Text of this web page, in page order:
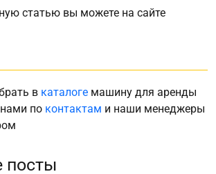
статью вы можете на сайте
в каталоге машину для аренды
по контактам и наши менеджеры
посты